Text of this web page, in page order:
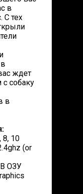
в
С тех
ждет
с собаку
в
8, 10
(or
ОЗУ